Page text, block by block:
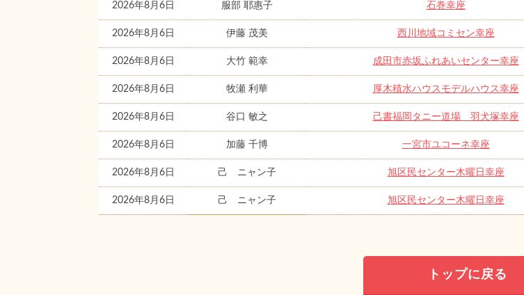
2026年8月6日 服部 耶惠子 石巻幸座
2026年8月6日 伊藤 茂美 西川地域コミセン幸座
2026年8月6日 大竹 範幸 成田市赤坂ふれあいセンター幸座
2026年8月6日 牧瀬 利華 厚木積水ハウスモデルハウス幸座
2026年8月6日 谷口 敏之 己書福岡タニー道場 羽犬塚幸座
2026年8月6日 加藤 千博 一宮市ユコーネ幸座
2026年8月6日 己 ニャン子 旭区民センター木曜日幸座
2026年8月6日 己 ニャン子 旭区民センター木曜日幸座
トップに戻る